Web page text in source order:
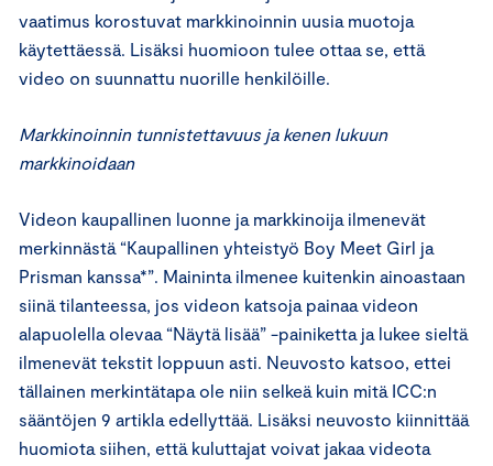
vaatimus korostuvat markkinoinnin uusia muotoja
käytettäessä. Lisäksi huomioon tulee ottaa se, että
video on suunnattu nuorille henkilöille.
Markkinoinnin tunnistettavuus ja kenen lukuun
markkinoidaan
Videon kaupallinen luonne ja markkinoija ilmenevät
merkinnästä “Kaupallinen yhteistyö Boy Meet Girl ja
Prisman kanssa*”. Maininta ilmenee kuitenkin ainoastaan
siinä tilanteessa, jos videon katsoja painaa videon
alapuolella olevaa “Näytä lisää” -painiketta ja lukee sieltä
ilmenevät tekstit loppuun asti. Neuvosto katsoo, ettei
tällainen merkintätapa ole niin selkeä kuin mitä ICC:n
sääntöjen 9 artikla edellyttää. Lisäksi neuvosto kiinnittää
huomiota siihen, että kuluttajat voivat jakaa videota